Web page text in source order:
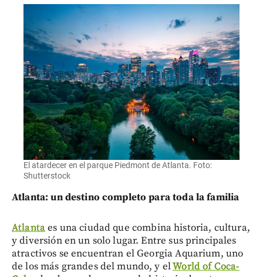
El atardecer en el parque Piedmont de Atlanta. Foto:
Shutterstock
Atlanta: un destino completo para toda la familia
Atlantaes una ciudad que combina historia, cultura,
y diversión en un solo lugar. Entre sus principales
atractivos se encuentran el Georgia Aquarium, uno
de los más grandes del mundo, y elWorld of Coca-